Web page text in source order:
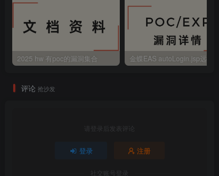
2025 hw 有poc的漏洞集合
评论 抢沙发
请登录后发表评论
登录 注册
社交账号登录